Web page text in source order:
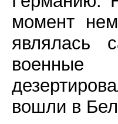
момент
являлась
военные
вошли в